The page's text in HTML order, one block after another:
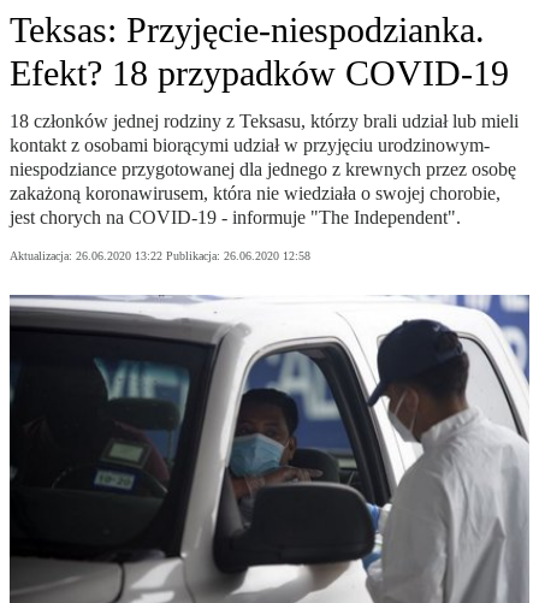
Teksas: Przyjęcie-niespodzianka.
Efekt? 18 przypadków COVID-19
18 członków jednej rodziny z Teksasu, którzy brali udział lub mieli
kontakt z osobami biorącymi udział w przyjęciu urodzinowym-
niespodziance przygotowanej dla jednego z krewnych przez osobę
zakażoną koronawirusem, która nie wiedziała o swojej chorobie,
jest chorych na COVID-19 - informuje "The Independent".
Aktualizacja: 26.06.2020 13:22 Publikacja: 26.06.2020 12:58